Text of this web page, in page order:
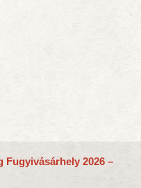
Fugyivásárhely 2026 –